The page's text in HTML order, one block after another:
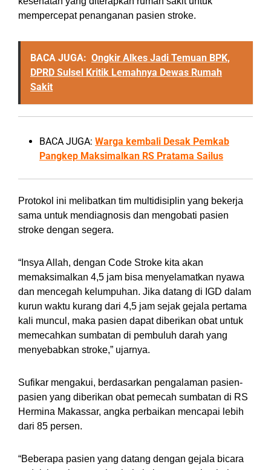
mempercepat penanganan pasien stroke.
BACA JUGA: Ongkir Alkes Jadi Temuan BPK,
DPRD Sulsel Kritik Lemahnya Dewas Rumah
Sakit
BACA JUGA: Warga kembali Desak Pemkab
Pangkep Maksimalkan RS Pratama Sailus
Protokol ini melibatkan tim multidisiplin yang bekerja
sama untuk mendiagnosis dan mengobati pasien
stroke dengan segera.
“Insya Allah, dengan Code Stroke kita akan
memaksimalkan 4,5 jam bisa menyelamatkan nyawa
dan mencegah kelumpuhan. Jika datang di IGD dalam
kurun waktu kurang dari 4,5 jam sejak gejala pertama
kali muncul, maka pasien dapat diberikan obat untuk
memecahkan sumbatan di pembuluh darah yang
menyebabkan stroke,” ujarnya.
Sufikar mengakui, berdasarkan pengalaman pasien-
pasien yang diberikan obat pemecah sumbatan di RS
Hermina Makassar, angka perbaikan mencapai lebih
dari 85 persen.
“Beberapa pasien yang datang dengan gejala bicara